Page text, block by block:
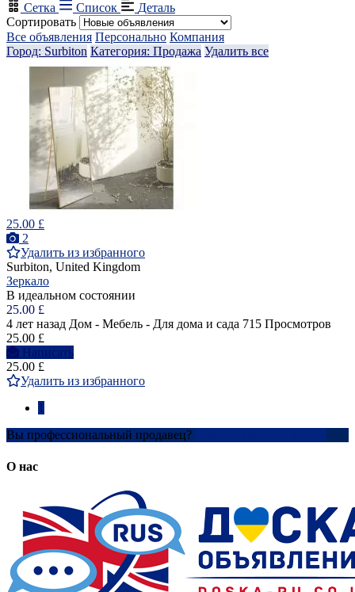
Сетка
Список
Деталь
Сортировать
Все объявления Персонально Компания
Город: Surbiton Категория: Продажа Удалить все
25.00 £
2
Удалить из избранного
Surbiton, United Kingdom
Зеркало
В идеальном состоянии
25.00 £
4 лет назад Дом - Мебель - Для дома и сада 715 Просмотров
25.00 £
Написать
25.00 £
Удалить из избранного
Вы профессиональный продавец?
О нас